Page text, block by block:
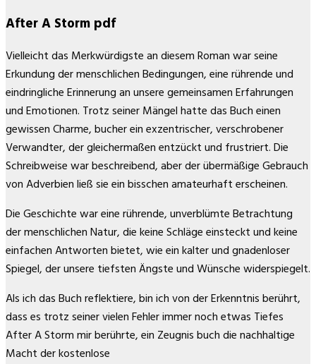
After A Storm pdf
Vielleicht das Merkwürdigste an diesem Roman war seine
Erkundung der menschlichen Bedingungen, eine rührende und
eindringliche Erinnerung an unsere gemeinsamen Erfahrungen
und Emotionen. Trotz seiner Mängel hatte das Buch einen
gewissen Charme, bucher ein exzentrischer, verschrobener
Verwandter, der gleichermaßen entzückt und frustriert. Die
Schreibweise war beschreibend, aber der übermäßige Gebrauch
von Adverbien ließ sie ein bisschen amateurhaft erscheinen.
Die Geschichte war eine rührende, unverblümte Betrachtung
der menschlichen Natur, die keine Schläge einsteckt und keine
einfachen Antworten bietet, wie ein kalter und gnadenloser
Spiegel, der unsere tiefsten Ängste und Wünsche widerspiegelt.
Als ich das Buch reflektiere, bin ich von der Erkenntnis berührt,
dass es trotz seiner vielen Fehler immer noch etwas Tiefes
After A Storm mir berührte, ein Zeugnis buch die nachhaltige
Macht der kostenlose